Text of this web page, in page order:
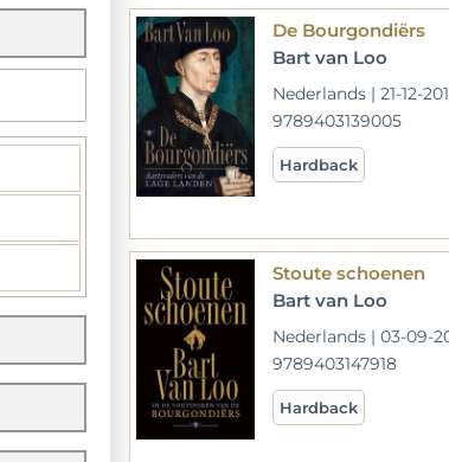
De Bourgondiërs
Bart van Loo
Nederlands | 21-12-
9789403139005
Hardback
Stoute schoenen
Bart van Loo
Nederlands | 03-09-
9789403147918
Hardback